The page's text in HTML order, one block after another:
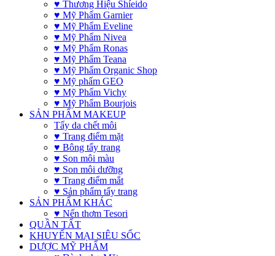
♥ Thương Hiệu Shíeido
♥ Mỹ Phẩm Garnier
♥ Mỹ Phẩm Eveline
♥ Mỹ Phẩm Nivea
♥ Mỹ Phẩm Ronas
♥ Mỹ Phẩm Teana
♥ Mỹ Phẩm Organic Shop
♥ Mỹ phẩm GEO
♥ Mỹ Phẩm Vichy
♥ Mỹ Phẩm Bourjois
SẢN PHẨM MAKEUP
Tẩy da chết môi
♥ Trang điểm mặt
♥ Bông tẩy trang
♥ Son môi màu
♥ Son môi dưỡng
♥ Trang điểm mắt
♥ Sản phẩm tẩy trang
SẢN PHẨM KHÁC
♥ Nến thơm Tesori
QUẦN TẤT
KHUYẾN MẠI SIÊU SỐC
DƯỢC MỸ PHẨM